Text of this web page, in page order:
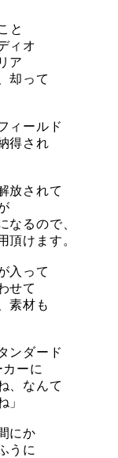
と
ィオ
ア
却って
ィールド
得され
放されて
なるので、
頂けます。
入って
せて
素材も
ンダード
ーに
、なんて
」
にか
うに